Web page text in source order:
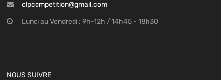
clpcompetition@gmail.com
Lundi au Vendredi : 9h-12h / 14h45 - 18h30
NOUS SUIVRE